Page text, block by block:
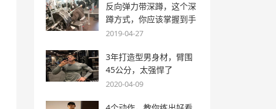
反向弹力带深蹲，这个深
蹲方式，你应该掌握到手
2019-04-27
3年打造型男身材，臂围
45公分，太强悍了
2020-04-09